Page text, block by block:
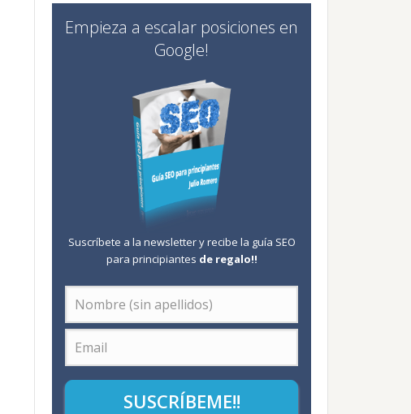
Empieza a escalar posiciones en
Google!
Suscríbete a la newsletter y recibe la guía SEO
para principiantes de regalo!!
SUSCRÍBEME!!